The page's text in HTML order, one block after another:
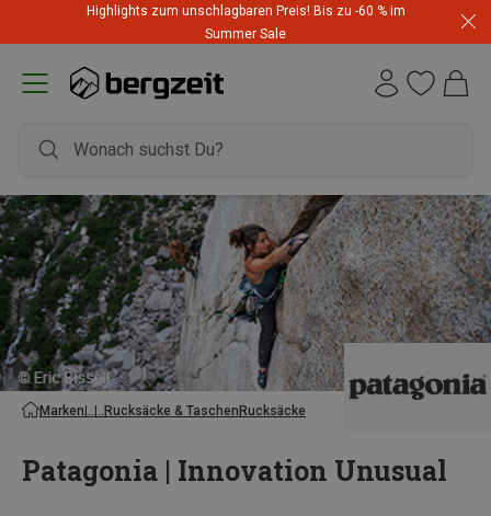
Highlights zum unschlagbaren Preis! Bis zu -60 % im
Summer Sale
Marken Rucksäcke & TaschenRucksäcke
Patagonia | Innovation Unusual